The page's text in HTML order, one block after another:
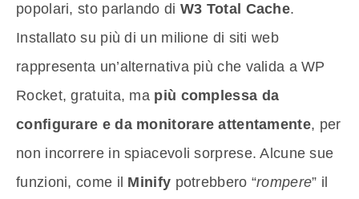
popolari, sto parlando di W3 Total Cache.
Installato su più di un milione di siti web
rappresenta un’alternativa più che valida a WP
Rocket, gratuita, ma più complessa da
configurare e da monitorare attentamente, per
non incorrere in spiacevoli sorprese. Alcune sue
funzioni, come il Minify potrebbero “rompere” il